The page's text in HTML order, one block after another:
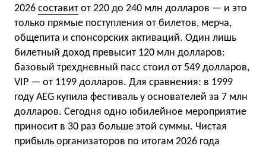
2026 составит от 220 до 240 млн долларов — и это
только прямые поступления от билетов, мерча,
общепита и спонсорских активаций. Один лишь
билетный доход превысит 120 млн долларов:
базовый трехдневный пасс стоил от 549 долларов,
VIP — от 1199 долларов. Для сравнения: в 1999
году AEG купила фестиваль у основателей за 7 млн
долларов. Сегодня одно юбилейное мероприятие
приносит в 30 раз больше этой суммы. Чистая
прибыль организаторов по итогам 2026 года